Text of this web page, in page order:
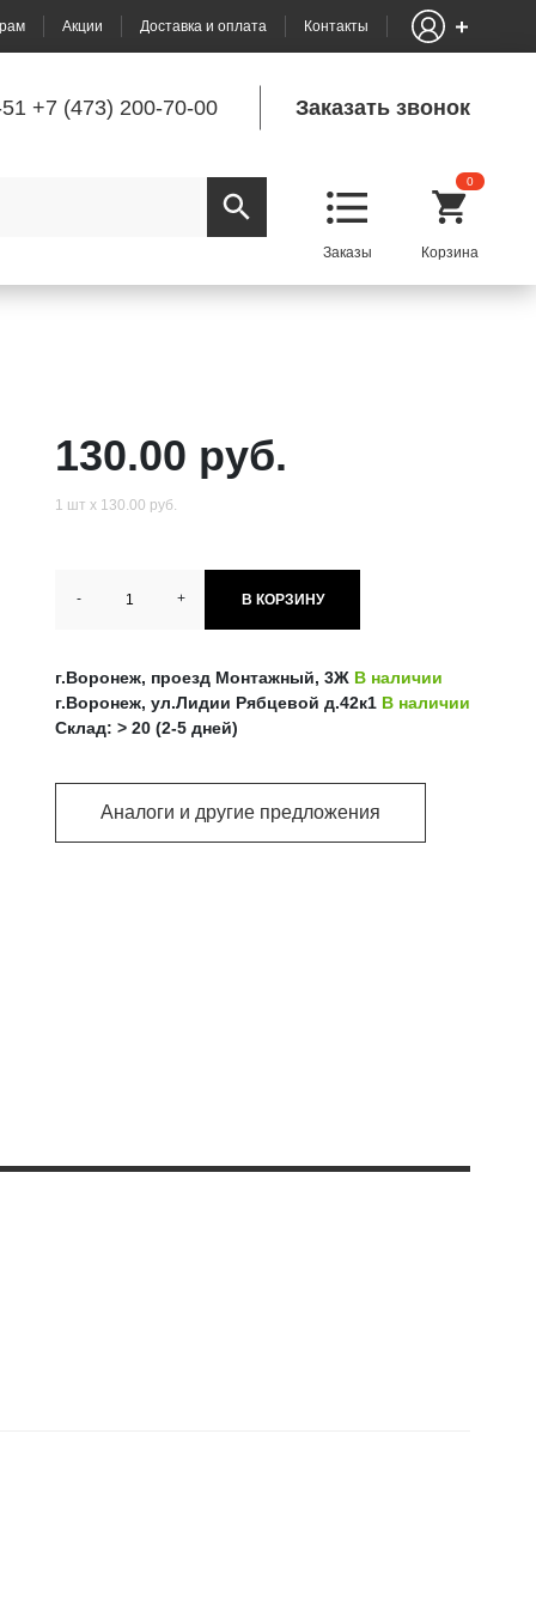
Акции Доставка и оплата Контакты
+7 (473) 200-70-00 Заказать звонок
0
130.00 руб.
1 шт х 130.00 руб.
- + В КОРЗИНУ
г.Воронеж, проезд Монтажный, 3Ж В наличии
г.Воронеж, ул.Лидии Рябцевой д.42к1 В наличии
Склад: > 20 (2-5 дней)
Аналоги и другие предложения